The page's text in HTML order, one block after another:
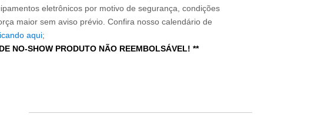
eletrônicos por motivo de segurança, condições
maior sem aviso prévio. Confira nosso calendário de
aqui;
NO-SHOW PRODUTO NÃO REEMBOLSÁVEL! **